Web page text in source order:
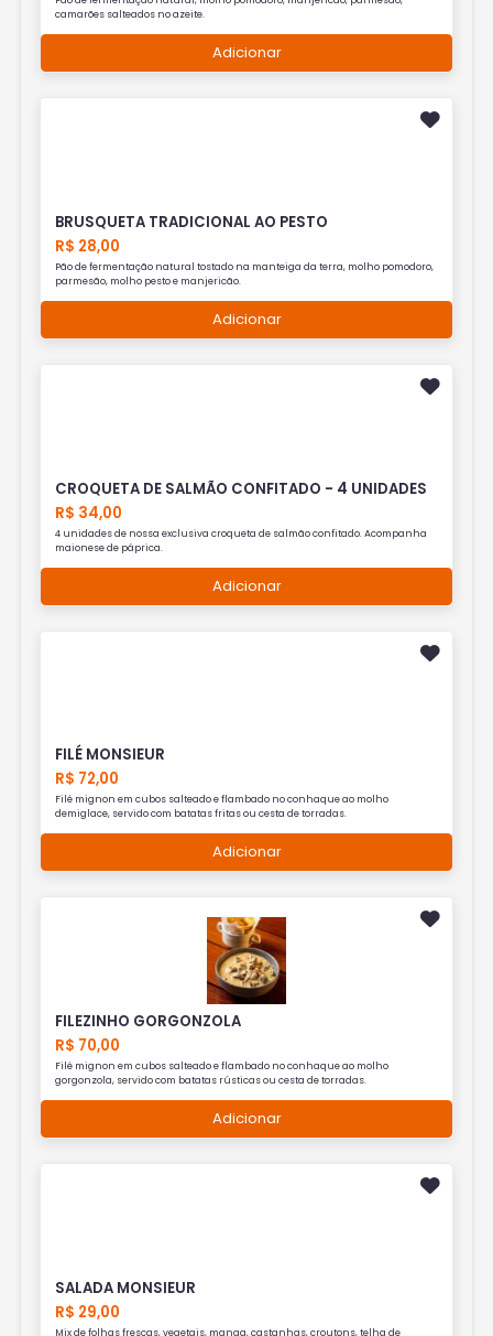
camarões salteados no azeite.
Adicionar
BRUSQUETA TRADICIONAL AO PESTO
R$ 28,00
Pão de fermentação natural tostado na manteiga da terra, molho pomodoro,
parmesão, molho pesto e manjericão.
Adicionar
CROQUETA DE SALMÃO CONFITADO - 4 UNIDADES
R$ 34,00
4 unidades de nossa exclusiva croqueta de salmão confitado. Acompanha
maionese de páprica.
Adicionar
FILÉ MONSIEUR
R$ 72,00
Filé mignon em cubos salteado e flambado no conhaque ao molho
demiglace, servido com batatas fritas ou cesta de torradas.
Adicionar
FILEZINHO GORGONZOLA
R$ 70,00
Filé mignon em cubos salteado e flambado no conhaque ao molho
gorgonzola, servido com batatas rústicas ou cesta de torradas.
Adicionar
SALADA MONSIEUR
R$ 29,00
Mix de folhas frescas, vegetais, manga, castanhas, croutons, telha de